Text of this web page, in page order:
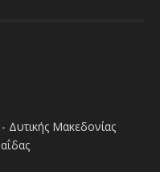
Δυτικής Μακεδονίας